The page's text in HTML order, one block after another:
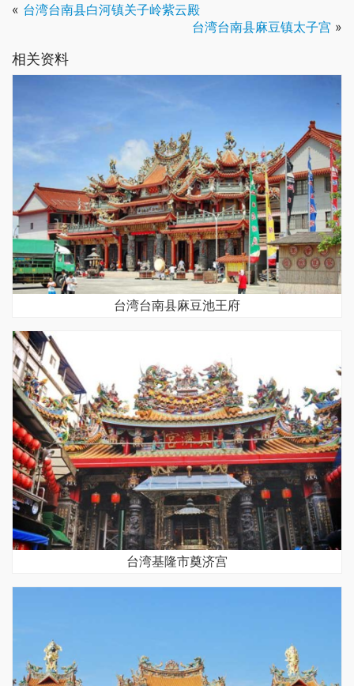
« 台湾台南县白河镇关子岭紫云殿
台湾台南县麻豆镇太子宫 »
相关资料
台湾台南县麻豆池王府
台湾基隆市奠济宫